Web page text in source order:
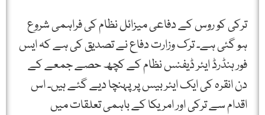
ترکی کو روس کے دفاعی میزائل نظام کی فراہمی شروع
ہو گئی ہے۔ ترک وزارت دفاع نے تصدیق کی ہے کہ ایس
فور ہنڈرڈ ایئر ڈیفنس نظام کے کچھ حصے جمعے کے
دن انقرہ کی ایک ایئر بیس پر پہنچا دیے گئے ہیں۔ اس
اقدام سے ترکی اور امریکا کے باہمی تعلقات میں